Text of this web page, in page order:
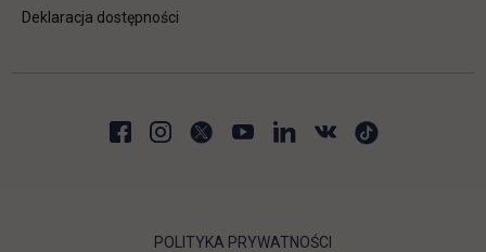
Deklaracja dostępności
POLITYKA PRYWATNOŚCI